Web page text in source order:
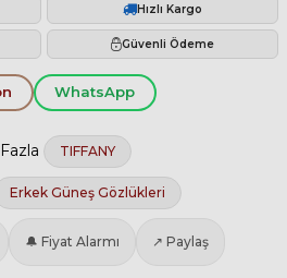
Hızlı Kargo
Güvenli Ödeme
WhatsApp
TIFFANY
Erkek Güneş Gözlükleri
🔔 Fiyat Alarmı ↗ Paylaş